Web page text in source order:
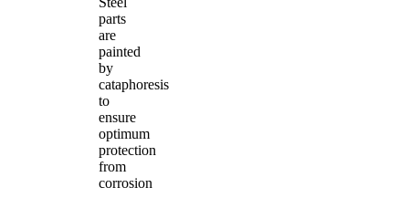
parts
are
painted
by
cataphoresis
to
ensure
optimum
protection
from
corrosion